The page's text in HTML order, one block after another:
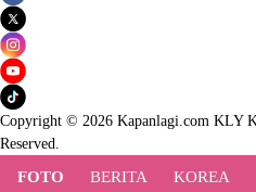
Copyright © 2026 Kapanlagi.com KLY
Reserved.
FOTO BERITA KOREA